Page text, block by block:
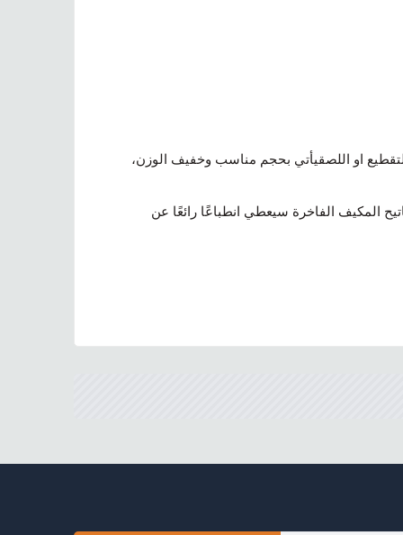
او اللصقيأتي بحجم مناسب وخفيف الوزن،
المكيف الفاخرة سيعطي انطباعًا رائعًا عن